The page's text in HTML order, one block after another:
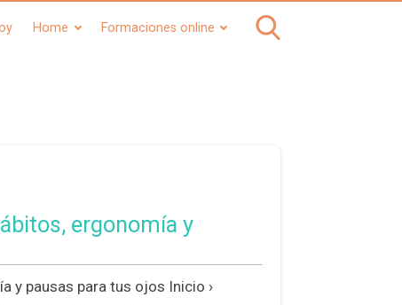
Home Formaciones online
ergonomía y
y pausas para tus ojos Inicio ›